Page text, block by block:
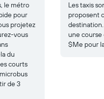
le métro
pour
projetez
vous
du
courts
de 3
Les taxis
proposent
une
$Me pour